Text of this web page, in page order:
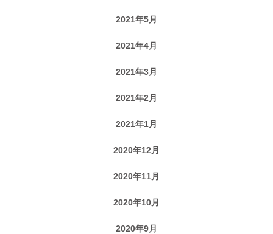
2021年5月
2021年4月
2021年3月
2021年2月
2021年1月
2020年12月
2020年11月
2020年10月
2020年9月